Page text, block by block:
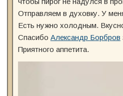
Отправляем в духовку. У
Есть нужно холодным.
Спасибо Александр Борбров
Приятного аппетита.